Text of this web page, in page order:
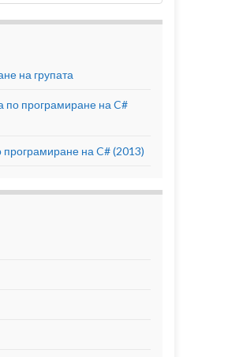
на групата
по програмиране на C#
програмиране на C# (2013)